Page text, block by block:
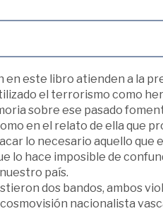
este libro atienden a la
el terrorismo como
sobre ese pasado
en el relato de ella que
lo necesario aquello
lo hace imposible de
país.
dos bandos, ambos
nacionalista